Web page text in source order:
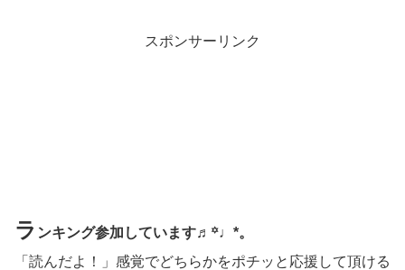
スポンサーリンク
ラ ンキング参加しています♬꙳♩*。
「読んだよ！」感覚でどちらかをポチッと応援して頂ける